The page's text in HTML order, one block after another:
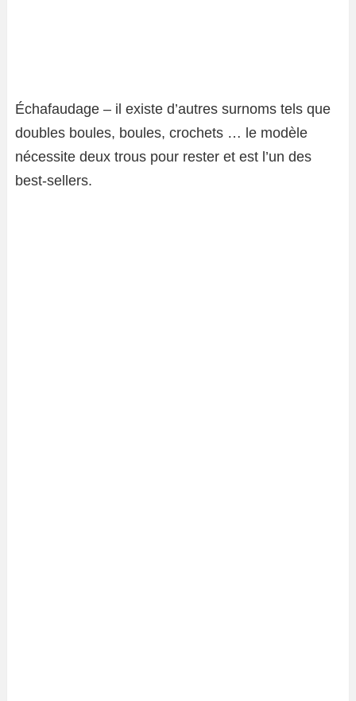
Échafaudage – il existe d’autres surnoms tels que
doubles boules, boules, crochets … le modèle
nécessite deux trous pour rester et est l’un des
best-sellers.